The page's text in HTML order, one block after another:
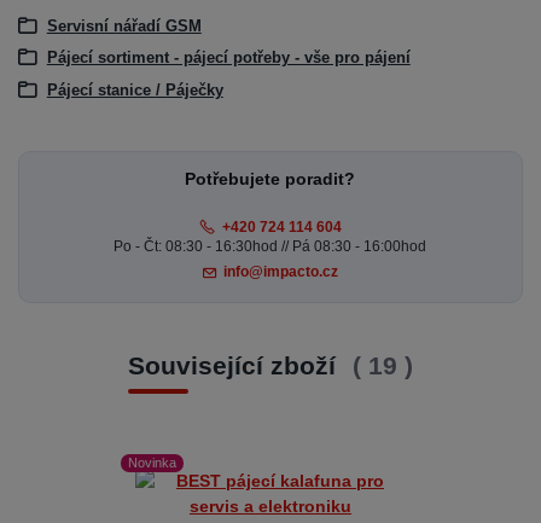
Servisní nářadí GSM
Pájecí sortiment - pájecí potřeby - vše pro pájení
Pájecí stanice / Páječky
Potřebujete poradit?
+420 724 114 604
Po - Čt: 08:30 - 16:30hod // Pá 08:30 - 16:00hod
info@impacto.cz
Související zboží 19
Novinka